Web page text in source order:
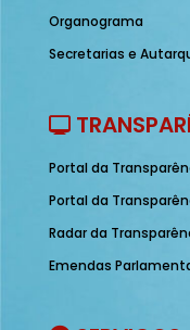
Organograma
Secretarias e
Portal da
Portal da
Radar da
Emendas